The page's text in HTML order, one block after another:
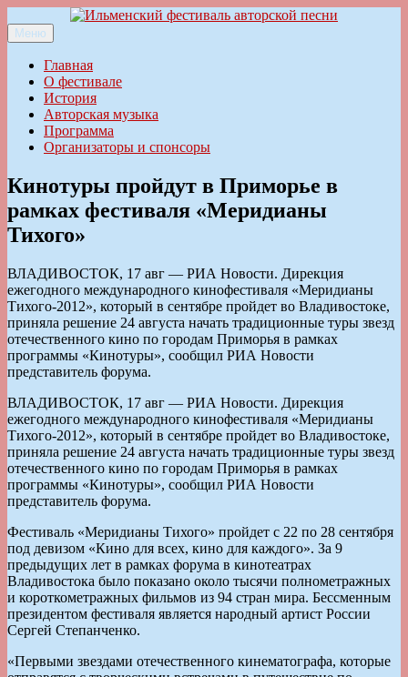
к
содержимому
Ильменский фестиваль авторской песни
Меню
Главная
О фестивале
История
Авторская музыка
Программа
Организаторы и спонсоры
Кинотуры пройдут в Приморье в
рамках фестиваля «Меридианы
Тихого»
ВЛАДИВОСТОК, 17 авг — РИА Новости. Дирекция
ежегодного международного кинофестиваля «Меридианы
Тихого-2012», который в сентябре пройдет во Владивостоке,
приняла решение 24 августа начать традиционные туры звезд
отечественного кино по городам Приморья в рамках
программы «Кинотуры», сообщил РИА Новости
представитель форума.
ВЛАДИВОСТОК, 17 авг — РИА Новости. Дирекция
ежегодного международного кинофестиваля «Меридианы
Тихого-2012», который в сентябре пройдет во Владивостоке,
приняла решение 24 августа начать традиционные туры звезд
отечественного кино по городам Приморья в рамках
программы «Кинотуры», сообщил РИА Новости
представитель форума.
Фестиваль «Меридианы Тихого» пройдет с 22 по 28 сентября
под девизом «Кино для всех, кино для каждого». За 9
предыдущих лет в рамках форума в кинотеатрах
Владивостока было показано около тысячи полнометражных
и короткометражных фильмов из 94 стран мира. Бессменным
президентом фестиваля является народный артист России
Сергей Степанченко.
«Первыми звездами отечественного кинематографа, которые